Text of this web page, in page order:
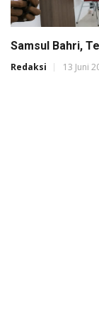
Samsul Bahri,
Redaksi 13 Juni